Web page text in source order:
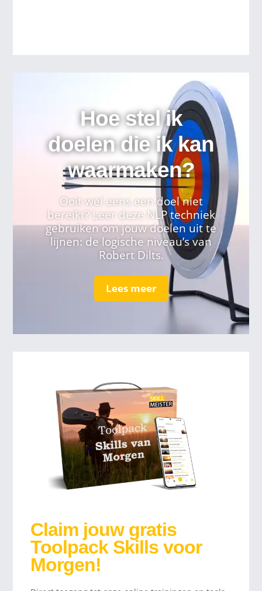
Hoe stel ik
doelen die ik kan
waarmaken?
Ooit wel eens een doel niet
bereikt? Leer deze NLP techniek
gebruiken om jouw doelen uit te
lijnen: de logische niveau’s van
Robert Dilts.
Lees meer
Claim jouw gratis
Toolpack Skills voor
Morgen!